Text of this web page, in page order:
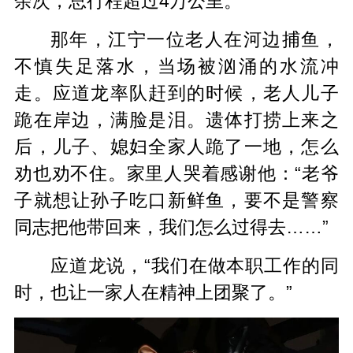
那年，江宁一位老人在河边捕鱼，
不慎失足落水，当场被汹涌的水流冲
走。应道龙率队赶到的时候，老人儿子
跪在岸边，满脸是泪。遗体打捞上来之
后，儿子、媳妇全家人跪了一地，怎么
劝也劝不住。家里人哭着感谢他：“老爷
子就想让孙子吃口新鲜鱼，要不是警察
同志把他带回来，我们怎么过得去……”
应道龙说，“我们在做本职工作的同
时，也让一家人在精神上团聚了。”